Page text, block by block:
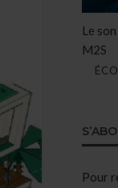
Le
M2S
Pour